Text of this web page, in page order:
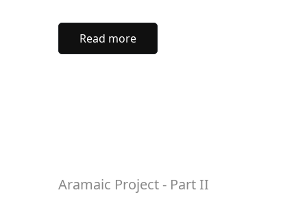
Read more
Aramaic Project - Part II